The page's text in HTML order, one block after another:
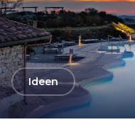
arrow_backIdeen